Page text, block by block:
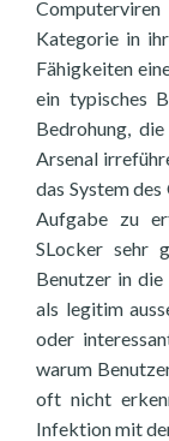
Kategorie in
Fähigkeiten
ein typisches
Bedrohung,
Arsenal
das System
Aufgabe zu
SLocker sehr
Benutzer in die
als legitim
oder
warum
oft nicht
Infektion mit